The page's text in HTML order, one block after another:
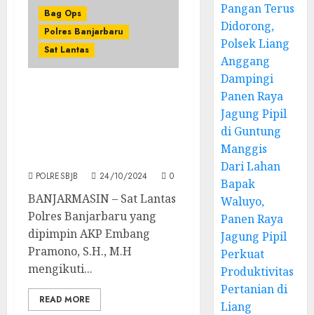
Bag Ops
Polres Banjarbaru
Sat Lantas
POLRESBJB 24/10/2024 0
BANJARMASIN – Sat Lantas
Polres Banjarbaru yang
dipimpin AKP Embang
Pramono, S.H., M.H
mengikuti...
READ MORE
Pangan Terus
Didorong,
Polsek Liang
Anggang
Dampingi
Panen Raya
Jagung Pipil
di Guntung
Manggis
Dari Lahan
Bapak
Waluyo,
Panen Raya
Jagung Pipil
Perkuat
Produktivitas
Pertanian di
Liang